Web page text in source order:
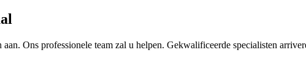
Ons professionele team zal u helpen. Gekwalificeerde specialisten